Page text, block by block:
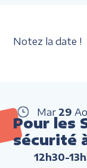
Notez la date !
Mar 29
Pour les
sécurité
12h30-